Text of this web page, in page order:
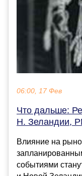
06:00, 17 Фев
Что дальше:
Н. Зеландии,
Влияние на
событиями